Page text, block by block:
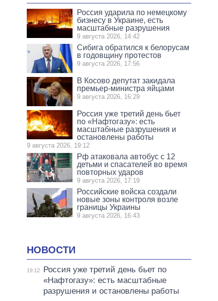
Россия ударила по немецкому
бизнесу в Украине, есть
масштабные разрушения
9 августа 2026, 14:42
Сибига обратился к белорусам
в годовщину протестов
9 августа 2026, 17:56
В Косово депутат закидала
премьер-министра яйцами
9 августа 2026, 16:29
Россия уже третий день бьет
по «Нафтогазу»: есть
масштабные разрушения и
остановлены работы
9 августа 2026, 19:12
Рф атаковала автобус с 12
детьми и спасателей во время
повторных ударов
9 августа 2026, 17:19
Российские войска создали
новые зоны контроля возле
границы Украины
9 августа 2026, 16:43
НОВОСТИ
19:12
Россия уже третий день бьет по
«Нафтогазу»: есть масштабные
разрушения и остановлены работы